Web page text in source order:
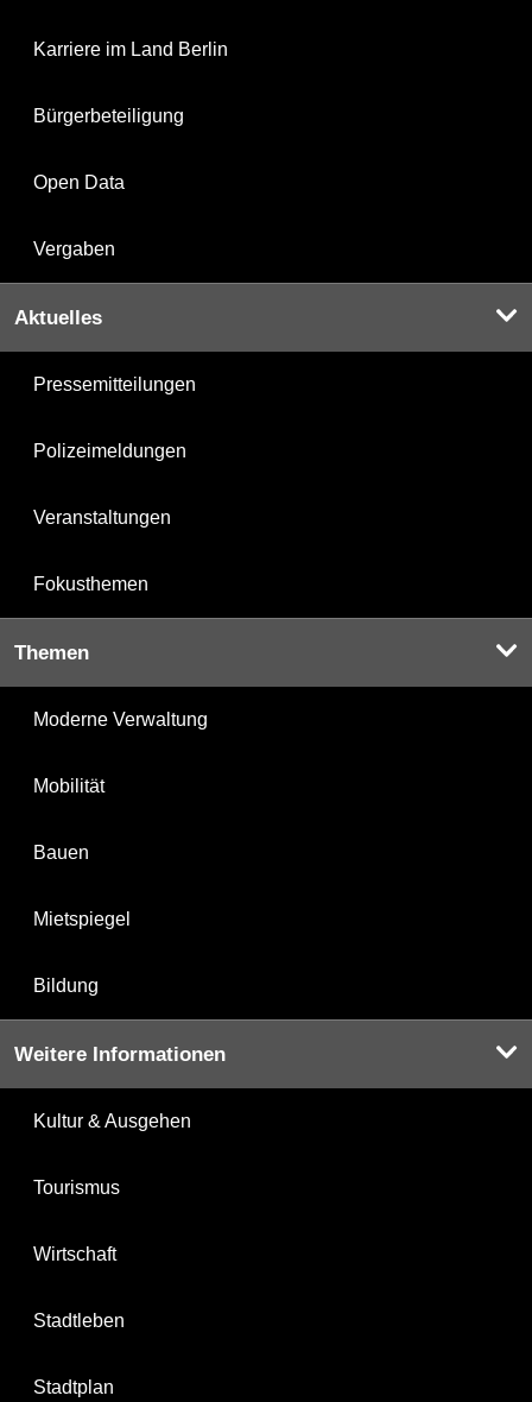
Karriere im Land Berlin
Bürgerbeteiligung
Open Data
Vergaben
Aktuelles
Pressemitteilungen
Polizeimeldungen
Veranstaltungen
Fokusthemen
Themen
Moderne Verwaltung
Mobilität
Bauen
Mietspiegel
Bildung
Weitere Informationen
Kultur & Ausgehen
Tourismus
Wirtschaft
Stadtleben
Stadtplan